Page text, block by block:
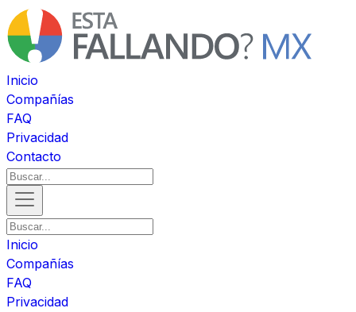
Inicio
Compañías
FAQ
Privacidad
Contacto
Inicio
Compañías
FAQ
Privacidad